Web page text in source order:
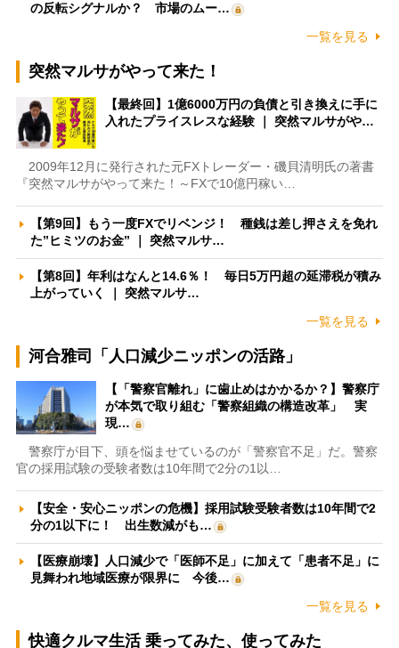
の反転シグナルか？ 市場のムー…
一覧を見る
突然マルサがやって来た！
【最終回】1億6000万円の負債と引き換えに手に
入れたプライスレスな経験 ｜ 突然マルサがや…
2009年12月に発行された元FXトレーダー・磯貝清明氏の著書
『突然マルサがやって来た！～FXで10億円稼い…
【第9回】もう一度FXでリベンジ！ 種銭は差し押さえを免れ
た”ヒミツのお金” ｜ 突然マルサ…
【第8回】年利はなんと14.6％！ 毎日5万円超の延滞税が積み
上がっていく ｜ 突然マルサ…
一覧を見る
河合雅司「人口減少ニッポンの活路」
【「警察官離れ」に歯止めはかかるか？】警察庁
が本気で取り組む「警察組織の構造改革」 実
現…
警察庁が目下、頭を悩ませているのが「警察官不足」だ。警察
官の採用試験の受験者数は10年間で2分の1以…
【安全・安心ニッポンの危機】採用試験受験者数は10年間で2
分の1以下に！ 出生数減がも…
【医療崩壊】人口減少で「医師不足」に加えて「患者不足」に
見舞われ地域医療が限界に 今後…
一覧を見る
快適クルマ生活 乗ってみた、使ってみた